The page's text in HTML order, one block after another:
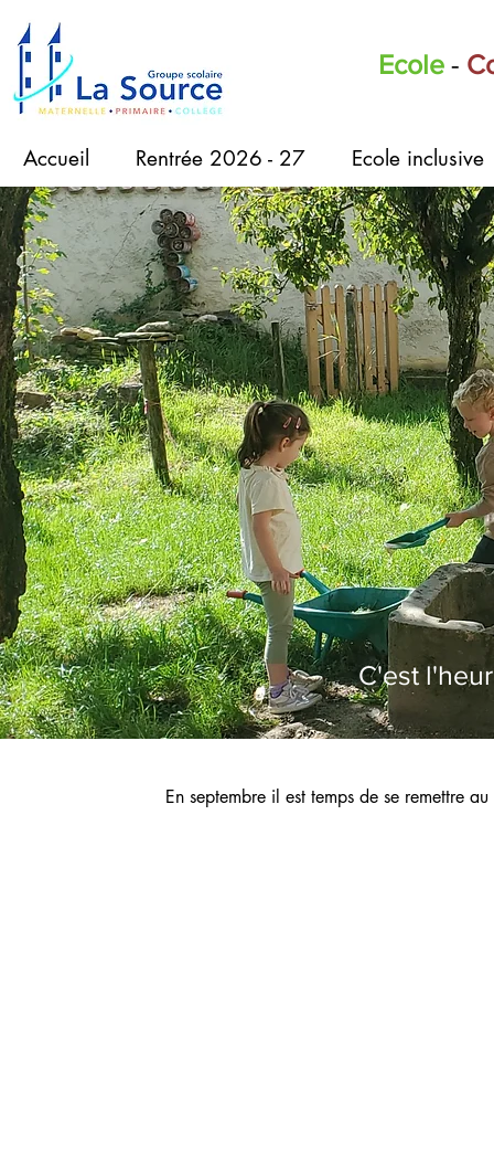
Ecole -
Accueil Rentrée 2026 - 27 Ecole inclusive
C'est
En septembre il est temps de se remettre